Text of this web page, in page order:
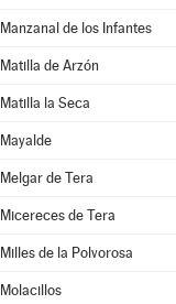
Manzanal de los Infantes
Matilla de Arzón
Matilla la Seca
Mayalde
Melgar de Tera
Micereces de Tera
Milles de la Polvorosa
Molacillos